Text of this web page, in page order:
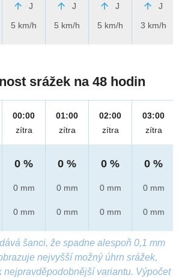
J
5 km/h
J
5 km/h
J
5 km/h
J
3 km/h
srážek na 48 hodin
00:00
zítra
0 %
0 mm
0 mm
01:00
zítra
0 %
0 mm
0 mm
02:00
zítra
0 %
0 mm
0 mm
03:00
zítra
0 %
0 mm
0 mm
šanci, že spadne alespoň 0,1 mm
nejvyšší možný úhrn srážek,
nejpravděpodobnější variantu. Výpočet